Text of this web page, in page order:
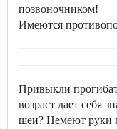
позвоночником!
Имеются
Привыкли
возраст дает себя
шеи? Немеют руки